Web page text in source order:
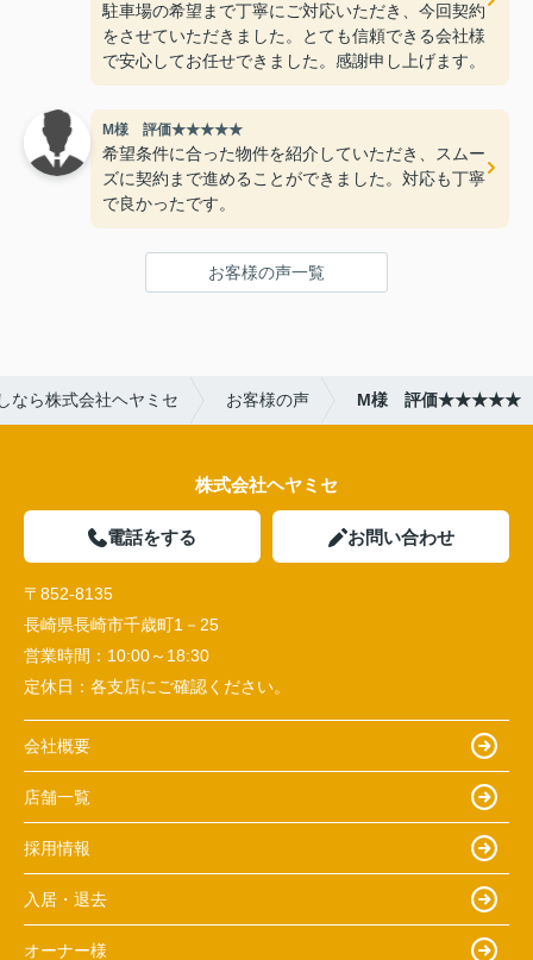
駐車場の希望まで丁寧にご対応いただき、今回契約
をさせていただきました。とても信頼できる会社様
で安心してお任せできました。感謝申し上げます。
M様 評価★★★★★
希望条件に合った物件を紹介していただき、スムー
ズに契約まで進めることができました。対応も丁寧
で良かったです。
お客様の声一覧
なら株式会社ヘヤミセ お客様の声 M様 評価★★★★★
株式会社ヘヤミセ
電話をする お問い合わせ
〒852-8135
長崎県長崎市千歳町1－25
営業時間： 10:00～18:30
定休日： 各支店にご確認ください。
会社概要
店舗一覧
採用情報
入居・退去
オーナー様